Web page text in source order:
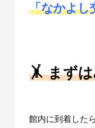
「なかよし
🤸 まず
館内に到着した